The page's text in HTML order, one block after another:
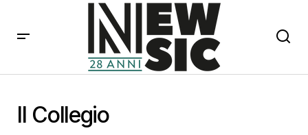
Il Collegio